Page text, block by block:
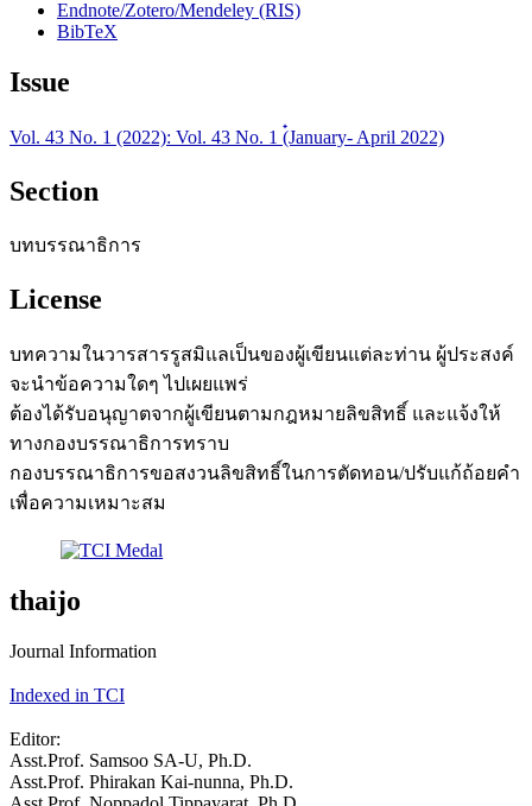
Endnote/Zotero/Mendeley (RIS)
BibTeX
Issue
Vol. 43 No. 1 (2022): Vol. 43 No. 1 (๋January- April 2022)
Section
บทบรรณาธิการ
License
บทความในวารสารรูสมิแลเป็นของผู้เขียนแต่ละท่าน ผู้ประสงค์
จะนำข้อความใดๆ ไปเผยแพร่
ต้องได้รับอนุญาตจากผู้เขียนตามกฎหมายลิขสิทธิ์ และแจ้งให้
ทางกองบรรณาธิการทราบ
กองบรรณาธิการขอสงวนลิขสิทธิ์ในการตัดทอน/ปรับแก้ถ้อยคำ
เพื่อความเหมาะสม
thaijo
Journal Information
Indexed in TCI
Editor:
Asst.Prof. Samsoo SA-U, Ph.D.
Asst.Prof. Phirakan Kai-nunna, Ph.D.